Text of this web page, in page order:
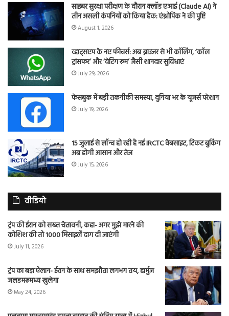
साइबर सुरक्षा परीक्षण के दौरान क्लॉड एआई (Claude AI) ने
तीन असली कंपनियों को किया हैक: एंथ्रोपिक ने की पुष्टि
August 1, 2026
व्हाट्सएप के नए फीचर्स: अब ब्राउजर से भी कॉलिंग, ‘कॉल
ट्रांसफर’ और ‘वेटिंग रूम’ जैसी शानदार सुविधाएं
July 29, 2026
फेसबुक में बड़ी तकनीकी समस्या, दुनिया भर के यूजर्स परेशान
July 19, 2026
15 जुलाई से लॉन्च हो रही है नई IRCTC वेबसाइट, टिकट बुकिंग
अब होगी आसान और तेज
July 15, 2026
वीडियो
ट्रंप की ईरान को सख्त चेतावनी, कहा- अगर मुझे मारने की
कोशिश की तो 1000 मिसाइलें दाग दी जाएंगी
July 11, 2026
ट्रंप का बड़ा ऐलान- ईरान के साथ समझौता लगभग तय, हार्मुज
जलडमरूमध्य खुलेगा
May 24, 2026